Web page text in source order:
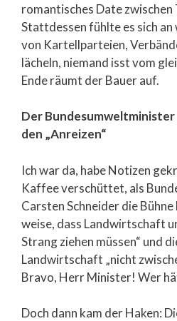
romantisches Date
Stattdessen fühlte es sich an
von Kartellparteien,
lächeln, niemand isst vom
Ende räumt der Bauer auf.
Der Bundesumweltminister
den „Anreizen“
Ich war da, habe Notizen
Kaffee verschüttet, als
Carsten Schneider die
weise, dass Landwirtschaft
Strang ziehen müssen“ und
Landwirtschaft „nicht
Bravo, Herr Minister! Wer
Doch dann kam der Haken: